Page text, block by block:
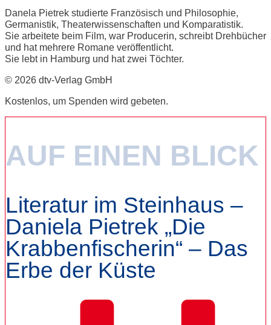
Danela Pietrek studierte Französisch und Philosophie,
Germanistik, Theaterwissenschaften und Komparatistik.
Sie arbeitete beim Film, war Producerin, schreibt Drehbücher
und hat mehrere Romane veröffentlicht.
Sie lebt in Hamburg und hat zwei Töchter.
© 2026 dtv-Verlag GmbH
Kostenlos, um Spenden wird gebeten.
AUF EINEN BLICK
Literatur im Steinhaus –
Daniela Pietrek „Die
Krabbenfischerin“ – Das
Erbe der Küste